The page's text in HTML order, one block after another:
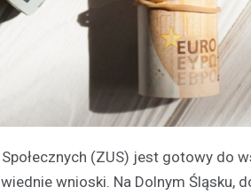
Społecznych (ZUS) jest gotowy
wnioski. Na Dolnym Śląsku,